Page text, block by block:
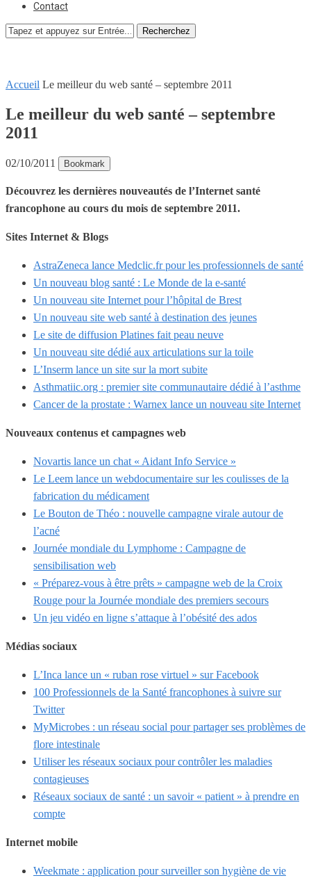
Contact
Recherchez
Accueil Le meilleur du web santé – septembre 2011
Le meilleur du web santé – septembre
2011
02/10/2011 Bookmark
Découvrez les dernières nouveautés de l’Internet santé
francophone au cours du mois de septembre 2011.
Sites Internet & Blogs
AstraZeneca lance Medclic.fr pour les professionnels de santé
Un nouveau blog santé : Le Monde de la e-santé
Un nouveau site Internet pour l’hôpital de Brest
Un nouveau site web santé à destination des jeunes
Le site de diffusion Platines fait peau neuve
Un nouveau site dédié aux articulations sur la toile
L’Inserm lance un site sur la mort subite
Asthmatiic.org : premier site communautaire dédié à l’asthme
Cancer de la prostate : Warnex lance un nouveau site Internet
Nouveaux contenus et campagnes web
Novartis lance un chat « Aidant Info Service »
Le Leem lance un webdocumentaire sur les coulisses de la
fabrication du médicament
Le Bouton de Théo : nouvelle campagne virale autour de
l’acné
Journée mondiale du Lymphome : Campagne de
sensibilisation web
« Préparez-vous à être prêts » campagne web de la Croix
Rouge pour la Journée mondiale des premiers secours
Un jeu vidéo en ligne s’attaque à l’obésité des ados
Médias sociaux
L’Inca lance un « ruban rose virtuel » sur Facebook
100 Professionnels de la Santé francophones à suivre sur
Twitter
MyMicrobes : un réseau social pour partager ses problèmes de
flore intestinale
Utiliser les réseaux sociaux pour contrôler les maladies
contagieuses
Réseaux sociaux de santé : un savoir « patient » à prendre en
compte
Internet mobile
Weekmate : application pour surveiller son hygiène de vie